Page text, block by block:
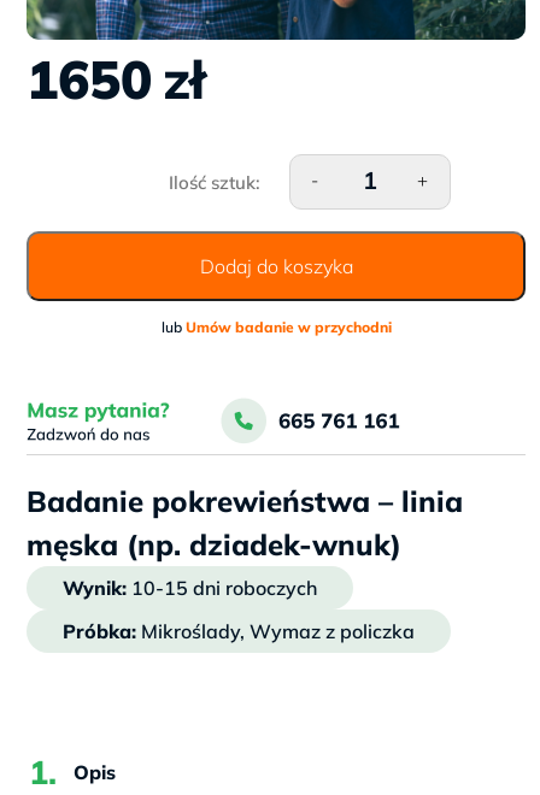
Badanie pokrewieństwa – linia
męska (np. dziadek-wnuk)
Wynik: 10-15 dni roboczych
Próbka: Mikroślady, Wymaz z policzka
1650zł
ilość Badanie pokrewieństwa
linia męska (np. dziadek-
- +
Dodaj do koszyka
lub Umów badanie w przychodni
Opis